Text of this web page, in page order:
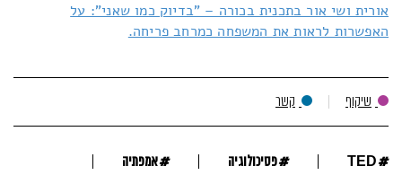
אורית ושי אור בתכנית בכורה – "בדיוק כמו שאני": על
האפשרות לראות את המשפחה כמרחב פריחה.
שיקוף קשר
#
TED
#פסיכולוגיה #אמפתיה